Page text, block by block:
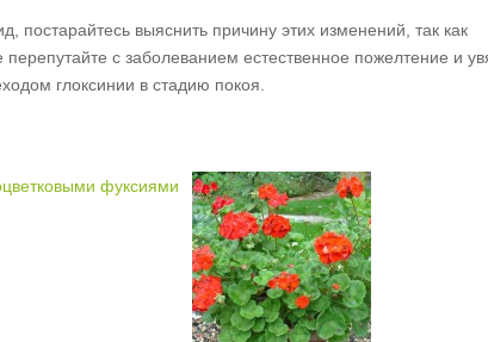
постарайтесь выяснить причину этих изменений, так как
с заболеванием естественное пожелтение и
глоксинии в стадию покоя.